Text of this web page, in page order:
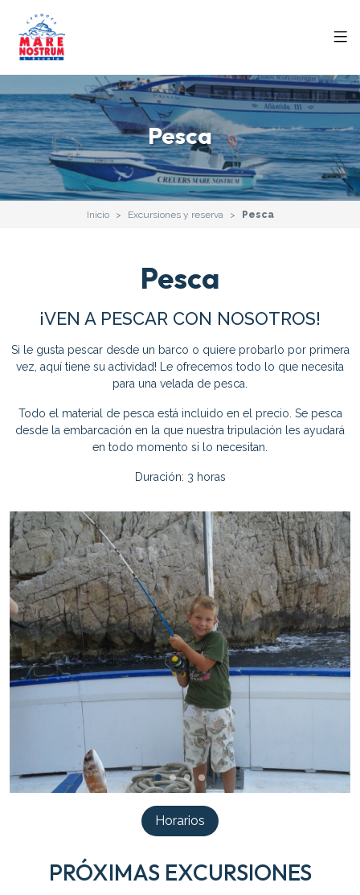
Pesca
Inicio Excursiones y reserva Pesca
Pesca
¡VEN A PESCAR CON NOSOTROS!
Si le gusta pescar desde un barco o quiere probarlo por primera
vez, aquí tiene su actividad! Le ofrecemos todo lo que necesita
para una velada de pesca.
Todo el material de pesca está incluido en el precio. Se pesca
desde la embarcación en la que nuestra tripulación les ayudará
en todo momento si lo necesitan.
Duración: 3 horas
Horarios
PRÓXIMAS EXCURSIONES